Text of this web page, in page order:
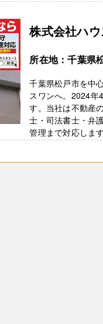
株式会社ハ
所在地：千葉県
千葉県松戸市を中
スワンへ。2024年
す。当社は不動産
士・司法書士・弁
管理まで対応しま